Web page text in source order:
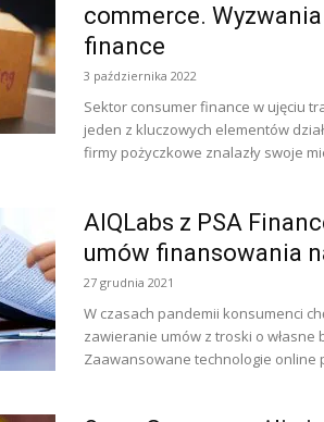
commerce.
finance
3 października 2022
Sektor consumer finance w ujęciu
jeden z kluczowych elementów
firmy pożyczkowe znalazły swoje
AIQLabs z PSA
umów finansowania
27 grudnia 2021
W czasach pandemii konsumenci
zawieranie umów z troski o
Zaawansowane technologie online